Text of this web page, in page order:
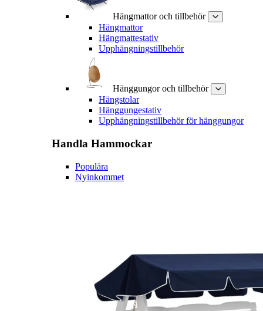
Hängmattor och tillbehör
Hängmattor
Hängmattestativ
Upphängningstillbehör
Hänggungor och tillbehör
Hängstolar
Hänggungestativ
Upphängningstillbehör för hänggungor
Handla Hammockar
Populära
Nyinkommet